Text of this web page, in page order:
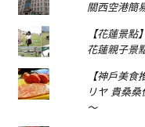
關西空港簡
【花蓮景點
花蓮親子景
【神戶美
リヤ 貴桑
～